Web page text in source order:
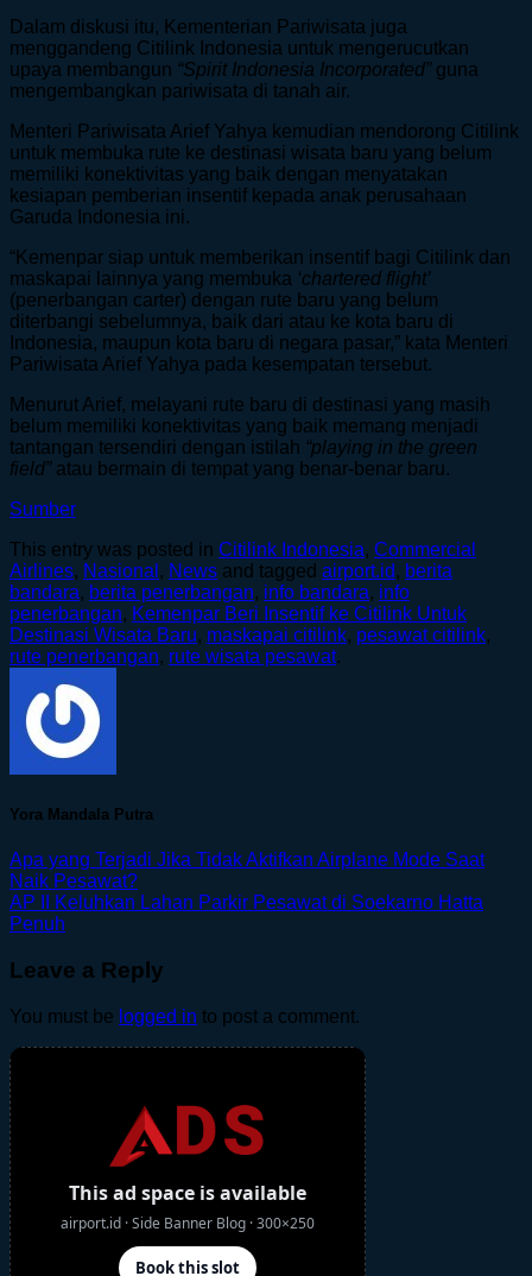
Dalam diskusi itu, Kementerian Pariwisata juga
menggandeng Citilink Indonesia untuk mengerucutkan
upaya membangun “Spirit Indonesia Incorporated”guna
mengembangkan pariwisata di tanah air.
Menteri Pariwisata Arief Yahya kemudian mendorong Citilink
untuk membuka rute ke destinasi wisata baru yang belum
memiliki konektivitas yang baik dengan menyatakan
kesiapan pemberian insentif kepada anak perusahaan
Garuda Indonesia ini.
“Kemenpar siap untuk memberikan insentif bagi Citilink dan
maskapai lainnya yang membuka ‘chartered flight’
(penerbangan carter) dengan rute baru yang belum
diterbangi sebelumnya, baik dari atau ke kota baru di
Indonesia, maupun kota baru di negara pasar,” kata Menteri
Pariwisata Arief Yahya pada kesempatan tersebut.
Menurut Arief, melayani rute baru di destinasi yang masih
belum memiliki konektivitas yang baik memang menjadi
tantangan tersendiri dengan istilah “playing in the green
field”atau bermain di tempat yang benar-benar baru.
Sumber
This entry was posted in Citilink Indonesia, Commercial
Airlines, Nasional , News and tagged airport.id , berita
bandara, berita penerbangan, info bandara, info
penerbangan, Kemenpar Beri Insentif ke Citilink Untuk
Destinasi Wisata Baru, maskapai citilink, pesawat citilink,
rute penerbangan, rute wisata pesawat.
Yora Mandala Putra
Apa yang Terjadi Jika Tidak Aktifkan Airplane Mode Saat
Naik Pesawat?
AP II Keluhkan Lahan Parkir Pesawat di Soekarno Hatta
Penuh
Leave a Reply
You must be logged in to post a comment.